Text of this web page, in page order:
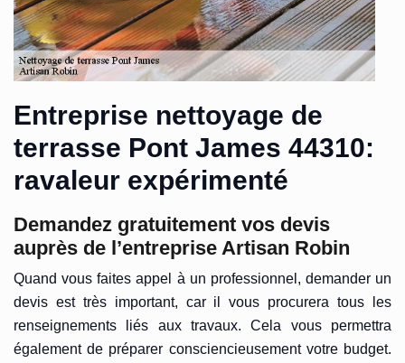
Entreprise nettoyage de
terrasse Pont James 44310:
ravaleur expérimenté
Demandez gratuitement vos devis
auprès de l’entreprise Artisan Robin
Quand vous faites appel à un professionnel, demander un
devis est très important, car il vous procurera tous les
renseignements liés aux travaux. Cela vous permettra
également de préparer consciencieusement votre budget.